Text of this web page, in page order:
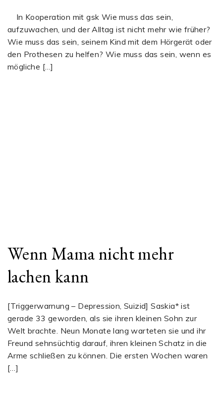
In Kooperation mit gsk Wie muss das sein,
aufzuwachen, und der Alltag ist nicht mehr wie früher?
Wie muss das sein, seinem Kind mit dem Hörgerät oder
den Prothesen zu helfen? Wie muss das sein, wenn es
mögliche […]
Wenn Mama nicht mehr
lachen kann
[Triggerwarnung – Depression, Suizid] Saskia* ist
gerade 33 geworden, als sie ihren kleinen Sohn zur
Welt brachte. Neun Monate lang warteten sie und ihr
Freund sehnsüchtig darauf, ihren kleinen Schatz in die
Arme schließen zu können. Die ersten Wochen waren
[…]